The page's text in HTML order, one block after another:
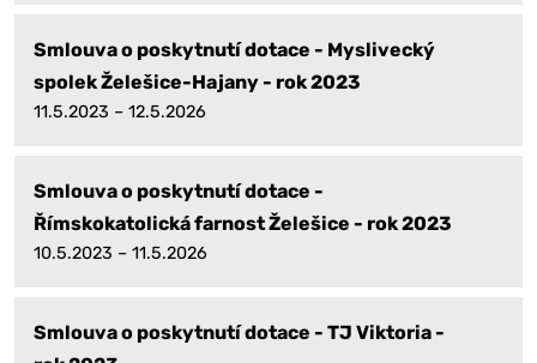
Smlouva o poskytnutí dotace - Myslivecký
spolek Želešice-Hajany - rok 2023
11.5.2023 – 12.5.2026
Smlouva o poskytnutí dotace -
Římskokatolická farnost Želešice - rok 2023
10.5.2023 – 11.5.2026
Smlouva o poskytnutí dotace - TJ Viktoria -